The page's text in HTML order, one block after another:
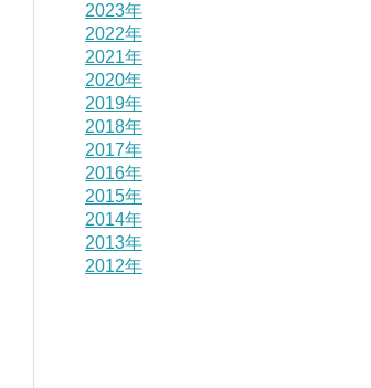
2023年
2022年
2021年
2020年
2019年
2018年
2017年
2016年
2015年
2014年
2013年
2012年